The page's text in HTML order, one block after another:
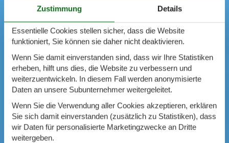
Zustimmung Details
Essentielle Cookies stellen sicher, dass die Website
funktioniert, Sie können sie daher nicht deaktivieren.
Wenn Sie damit einverstanden sind, dass wir Ihre Statistiken
erheben, hilft uns dies, die Website zu verbessern und
weiterzuentwickeln. In diesem Fall werden anonymisierte
Daten an unsere Subunternehmer weitergeleitet.
Wenn Sie die Verwendung aller Cookies akzeptieren, erklären
Sie sich damit einverstanden (zusätzlich zu Statistiken), dass
wir Daten für personalisierte Marketingzwecke an Dritte
weitergeben.